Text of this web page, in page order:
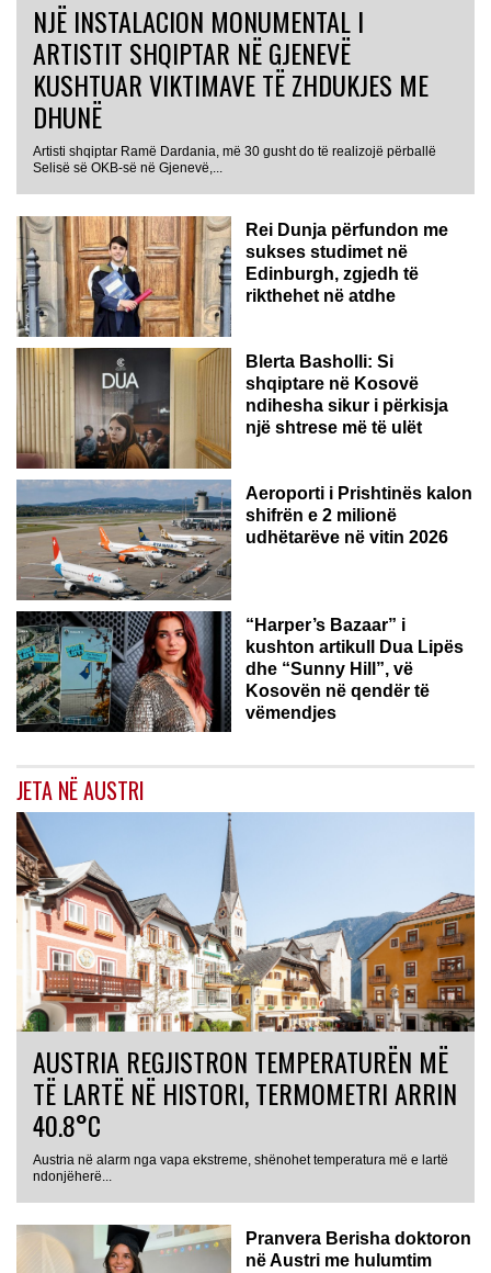
NJË INSTALACION MONUMENTAL I
ARTISTIT SHQIPTAR NË GJENEVË
KUSHTUAR VIKTIMAVE TË ZHDUKJES ME
DHUNË
Artisti shqiptar Ramë Dardania, më 30 gusht do të realizojë përballë
Selisë së OKB-së në Gjenevë,...
Rei Dunja përfundon me
sukses studimet në
Edinburgh, zgjedh të
rikthehet në atdhe
Blerta Basholli: Si
shqiptare në Kosovë
ndihesha sikur i përkisja
një shtrese më të ulët
Aeroporti i Prishtinës kalon
shifrën e 2 milionë
udhëtarëve në vitin 2026
“Harper’s Bazaar” i
kushton artikull Dua Lipës
dhe “Sunny Hill”, vë
Kosovën në qendër të
vëmendjes
JETA NË AUSTRI
AUSTRIA REGJISTRON TEMPERATURËN MË
TË LARTË NË HISTORI, TERMOMETRI ARRIN
40.8°C
Austria në alarm nga vapa ekstreme, shënohet temperatura më e lartë
ndonjëherë...
AUSTRI
Pranvera Berisha doktoron
në Austri me hulumtim